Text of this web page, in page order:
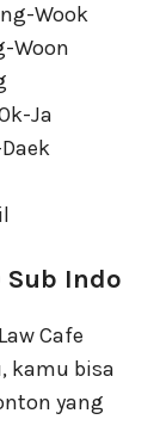
Wook
Woon
Ja
Sub Indo
Cafe
kamu bisa
yang